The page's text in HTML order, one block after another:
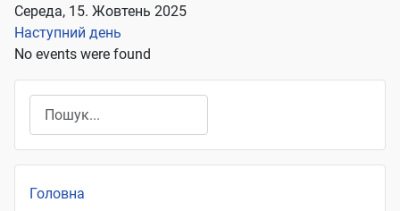
Середа, 15. Жовтень 2025
Наступний день
No events were found
Головна